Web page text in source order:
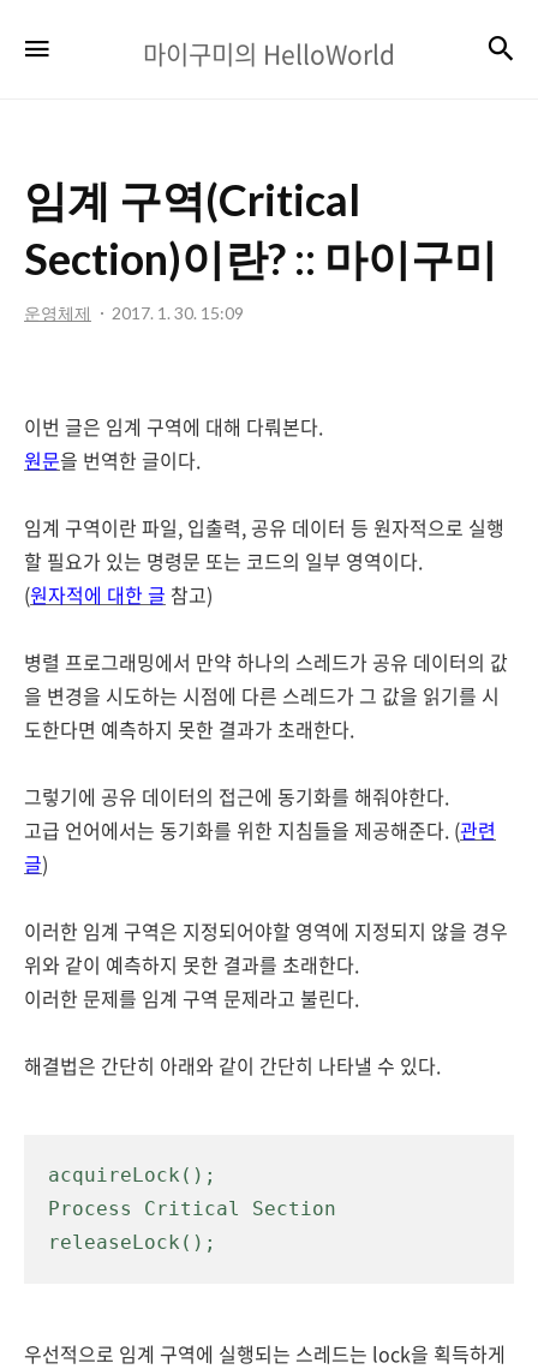
이
의
HelloWorld
마이구미의 HelloWorld
임계 구역(Critical
Section)이란? :: 마이구미
운영체제 2017. 1. 30. 15:09
이번 글은 임계 구역에 대해 다뤄본다.
원문을 번역한 글이다.
임계 구역이란 파일, 입출력, 공유 데이터 등 원자적으로 실행
할 필요가 있는 명령문 또는 코드의 일부 영역이다.
(원자적에 대한 글 참고)
병렬 프로그래밍에서 만약 하나의 스레드가 공유 데이터의 값
을 변경을 시도하는 시점에 다른 스레드가 그 값을 읽기를 시
도한다면 예측하지 못한 결과가 초래한다.
그렇기에 공유 데이터의 접근에 동기화를 해줘야한다.
고급 언어에서는 동기화를 위한 지침들을 제공해준다. (관련
글)
이러한 임계 구역은 지정되어야할 영역에 지정되지 않을 경우
위와 같이 예측하지 못한 결과를 초래한다.
이러한 문제를 임계 구역 문제라고 불린다.
해결법은 간단히 아래와 같이 간단히 나타낼 수 있다.
acquireLock();
Process Critical Section
releaseLock();
우선적으로 임계 구역에 실행되는 스레드는 lock을 획득하게